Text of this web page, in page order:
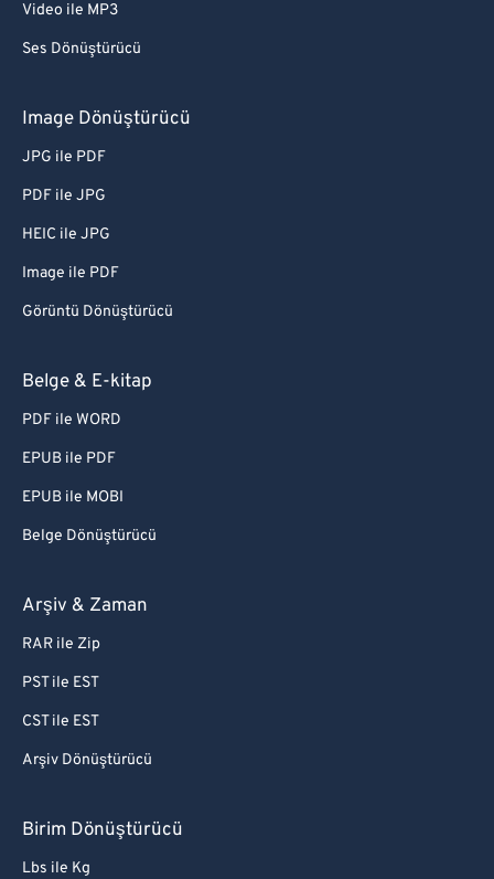
Video ile MP3
Ses Dönüştürücü
Image Dönüştürücü
JPG ile PDF
PDF ile JPG
HEIC ile JPG
Image ile PDF
Görüntü Dönüştürücü
Belge & E-kitap
PDF ile WORD
EPUB ile PDF
EPUB ile MOBI
Belge Dönüştürücü
Arşiv & Zaman
RAR ile Zip
PST ile EST
CST ile EST
Arşiv Dönüştürücü
Birim Dönüştürücü
Lbs ile Kg